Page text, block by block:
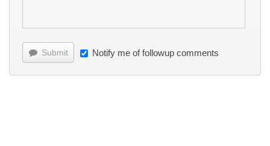
Submit Notify me of followup comments